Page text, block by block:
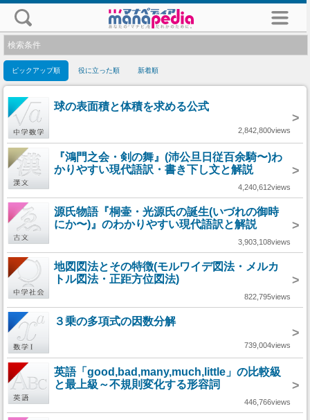
検索条件
ピックアップ順 役に立った順 新着順
球の表面積と体積を求める公式
>
2,842,800views
『鴻門之会・剣の舞』(沛公旦日従百余騎〜)わ
かりやすい現代語訳・書き下し文と解説
>
4,240,612views
源氏物語『桐壷・光源氏の誕生(いづれの御時
にか〜)』のわかりやすい現代語訳と解説
>
3,903,108views
地図図法とその特徴(モルワイデ図法・メルカ
トル図法・正距方位図法)
>
822,795views
３乗の多項式の因数分解
>
739,004views
英語「good,bad,many,much,little」の比較級
と最上級～不規則変化する形容詞
>
446,766views